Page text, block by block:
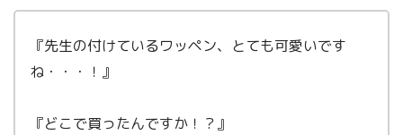
『先生の付けているワッペン、とても可愛いです
ね・・・！』
『どこで買ったんですか！？』